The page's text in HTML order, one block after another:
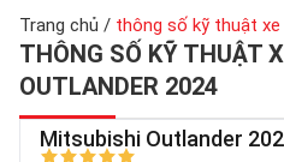
Trang chủ / thông số kỹ thuật
THÔNG SỐ KỸ THUẬT
OUTLANDER 2024
Mitsubishi Outlander